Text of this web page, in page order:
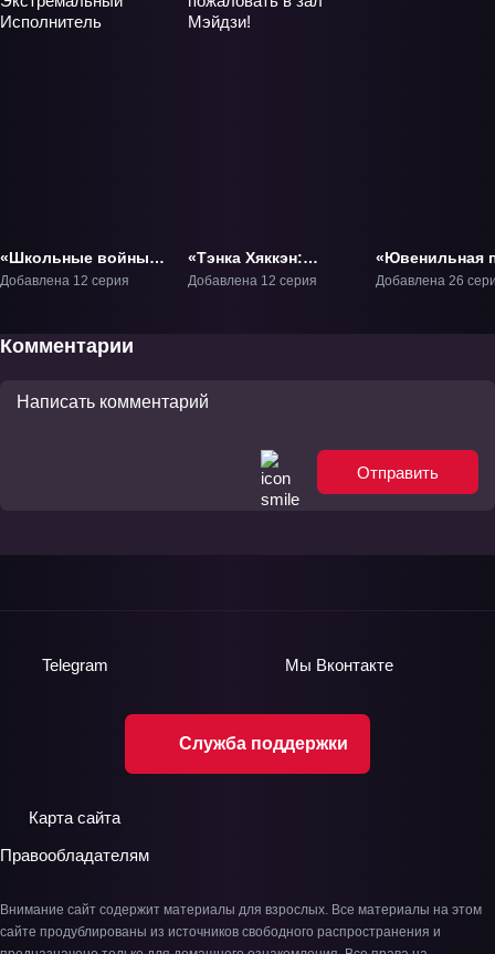
«Школьные войны:
Экстремальный
Добавлена 12 серия
«Тэнка Хяккэн:
Добро пожаловать в
Добавлена 12 серия
«Ювенильная
3» ТВ-3
Добавлена 26
Комментарии
Отправить
Служба поддержки
Telegram Мы Вконтакте
Карта сайта
Правообладателям
Внимание сайт содержит материалы для взрослых. Все материалы на этом
сайте продублированы из источников свободного распространения и